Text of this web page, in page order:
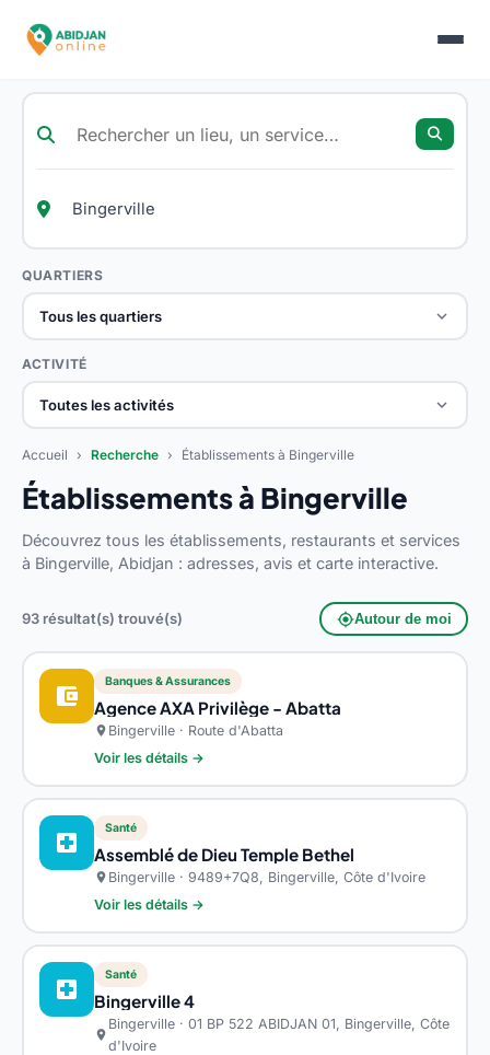
QUARTIERS
Tous les quartiers
ACTIVITÉ
Toutes les activités
Accueil › Recherche › Établissements à Bingerville
Établissements à Bingerville
Découvrez tous les établissements, restaurants et services
à Bingerville, Abidjan : adresses, avis et carte interactive.
93 résultat(s) trouvé(s) my_locationAutour de moi
account_balance_wallet
Banques & Assurances
Agence AXA Privilège - Abatta
location_on Bingerville · Route d'Abatta
Voir les détails →
local_hospital
Santé
Assemblé de Dieu Temple Bethel
location_on Bingerville · 9489+7Q8, Bingerville, Côte d'Ivoire
Voir les détails →
local_hospital
Santé
Bingerville 4
location_on
Bingerville · 01 BP 522 ABIDJAN 01, Bingerville, Côte
d'Ivoire